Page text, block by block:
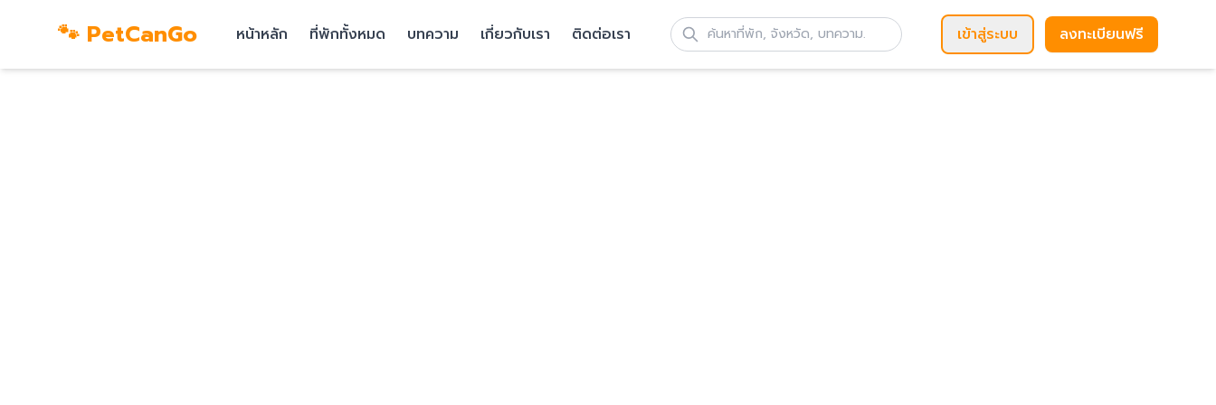
🐾 PetCanGo หน้าหลัก ที่พักทั้งหมด บทความ เกี่ยวกับเรา ติดต่อเรา เข้าสู่ระบบ ลงทะเบียนฟรี